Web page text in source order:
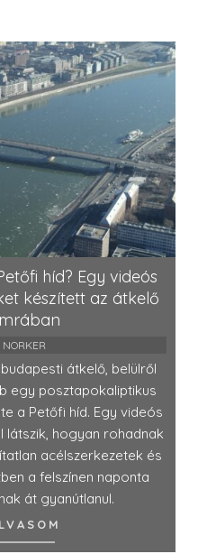
híd? Egy videós
készített az átkelő
NORKER
átkelő, belülről
egy posztapokaliptikus
a Petőfi híd. Egy videós
hogyan rohadnak
acélszerkezetek és
a felszínen naponta
át gyanútlanul.